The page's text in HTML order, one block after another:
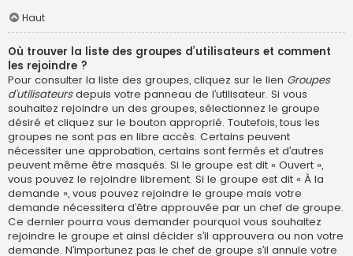
Haut
Où trouver la liste des groupes d’utilisateurs et comment
les rejoindre ?
Pour consulter la liste des groupes, cliquez sur le lien Groupes
d’utilisateursdepuis votre panneau de l’utilisateur. Si vous
souhaitez rejoindre un des groupes, sélectionnez le groupe
désiré et cliquez sur le bouton approprié. Toutefois, tous les
groupes ne sont pas en libre accès. Certains peuvent
nécessiter une approbation, certains sont fermés et d’autres
peuvent même être masqués. Si le groupe est dit « Ouvert »,
vous pouvez le rejoindre librement. Si le groupe est dit « À la
demande », vous pouvez rejoindre le groupe mais votre
demande nécessitera d’être approuvée par un chef de groupe.
Ce dernier pourra vous demander pourquoi vous souhaitez
rejoindre le groupe et ainsi décider s’il approuvera ou non votre
demande. N’importunez pas le chef de groupe s’il annule votre